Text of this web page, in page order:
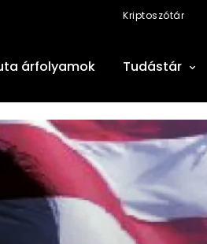
Kriptoszótár
árfolyamok Tudástár